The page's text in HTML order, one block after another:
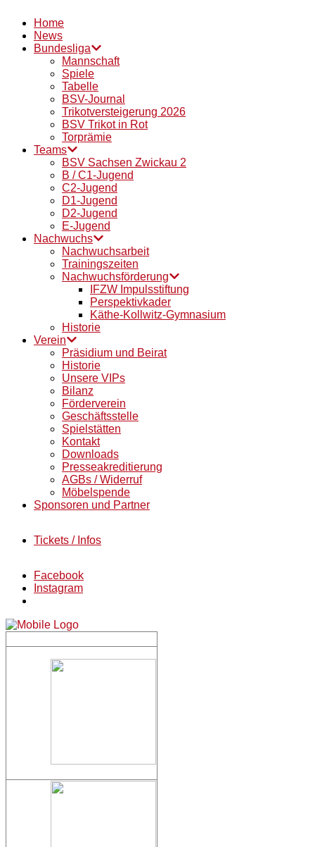
Home
News
Bundesliga
Mannschaft
Spiele
Tabelle
BSV-Journal
Trikotversteigerung 2026
BSV Trikot in Rot
Torprämie
Teams
BSV Sachsen Zwickau 2
B / C1-Jugend
C2-Jugend
D1-Jugend
D2-Jugend
E-Jugend
Nachwuchs
Nachwuchsarbeit
Trainingszeiten
Nachwuchsförderung
IFZW Impulsstiftung
Perspektivkader
Käthe-Kollwitz-Gymnasium
Historie
Verein
Präsidium und Beirat
Historie
Unsere VIPs
Bilanz
Förderverein
Geschäftsstelle
Spielstätten
Kontakt
Downloads
Presseakreditierung
AGBs / Widerruf
Möbelspende
Sponsoren und Partner
Tickets / Infos
Facebook
Instagram